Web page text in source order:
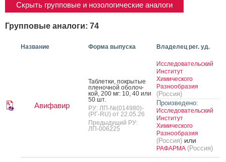
Скрыть групповые и нозологические аналоги
Групповые аналоги: 74
Название Форма выпуска Владелец рег. уд.
Авифавир
Таб­летки, пок­ры­тые
пле­ноч­ной обо­лоч­
кой, 200 мг: 10, 40 или
50 шт.
РУ: ЛП-№(014980)-
(РГ-RU) от 22.05.26
Предыдущий РУ:
ЛП-006225
Исследовательский
Институт
Химического
Разнообразия
(Россия)
Произведено:
Исследовательский
Институт
Химического
Разнообразия
(Россия) или
РАФАРМА (Россия)